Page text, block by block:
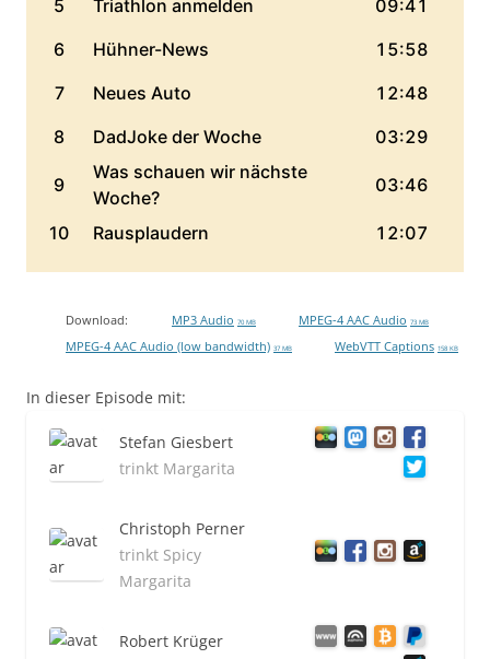
Download: MP3 Audio 70 MB MPEG-4 AAC Audio 73 MB
MPEG-4 AAC Audio (low bandwidth) 37 MB WebVTT Captions 158 KB
In dieser Episode mit:
Stefan Giesbert
trinkt Margarita
Christoph Perner
trinkt Spicy
Margarita
Robert Krüger